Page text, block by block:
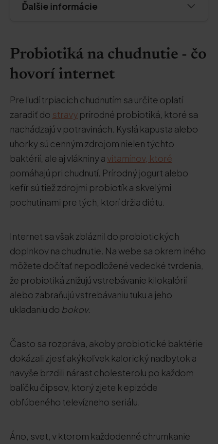
Ďalšie informácie
Probiotiká na chudnutie - čo
hovorí internet
Pre ľudí trpiacich chudnutím sa určite oplatí
zaradiť do stravy prírodné probiotiká, ktoré sa
nachádzajú v potravinách. Kyslá kapusta alebo
uhorky sú cenným zdrojom nielen týchto
baktérií, ale aj vlákniny a vitamínov, ktoré
pomáhajú pri chudnutí. Prírodný jogurt alebo
kefír sú tiež zdrojmi probiotík a skvelými
pochutinami pre tých, ktorí držia diétu.
Internet sa však zbláznil do probiotických
doplnkov na chudnutie. Na webe sa okrem iného
môžete dočítať nepodložené vedecké tvrdenia,
že probiotiká znižujú vstrebávanie kilokalórií
alebo zabraňujú vstrebávaniu tuku a jeho
ukladaniu do bokov.
Často sa rozpráva, akoby probiotické baktérie
dokázali zjesť akýkoľvek kalorický nadbytok a
navyše brzdili nárast cholesterolu po každom
balíčku čipsov, ktorý zjete k epizóde
obľúbeného televízneho seriálu.
Áno, svet, v ktorom každodenné chrumkanie